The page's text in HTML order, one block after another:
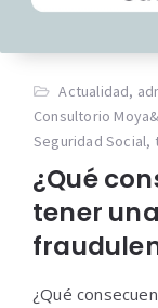
Actualidad,
Consultorio
Seguridad Social,
¿Qué
tener
¿Qué